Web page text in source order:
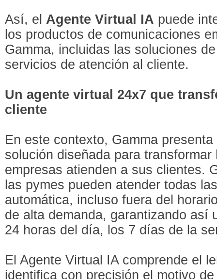
Así, el Agente Virtual IA puede
los productos de comunicaciones
Gamma, incluidas las soluciones
servicios de atención al cliente.
Un agente virtual 24x7 que
cliente
En este contexto, Gamma
solución diseñada para
empresas atienden a sus clientes.
las pymes pueden atender todas
automática, incluso fuera del
de alta demanda, garantizando así
24 horas del día, los 7 días de la
El Agente Virtual IA comprende el
identifica con precisión el motivo